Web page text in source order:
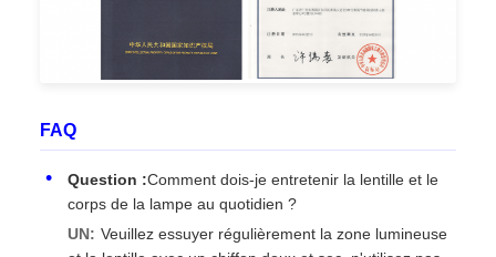
FAQ
Question :Comment dois-je entretenir la lentille et le
corps de la lampe au quotidien ?
UN: Veuillez essuyer régulièrement la zone lumineuse